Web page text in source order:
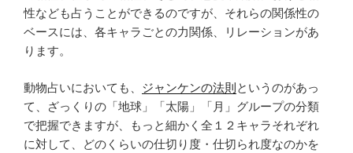
性なども占うことができるのですが、それらの関係性の
ベースには、各キャラごとの力関係、リレーションがあ
ります。
動物占いにおいても、 ジャンケンの法則 というのがあっ
て、ざっくりの「地球」「太陽」「月」グループの分類
で把握できますが、もっと細かく全１２キャラそれぞれ
に対して、どのくらいの仕切り度・仕切られ度なのかを